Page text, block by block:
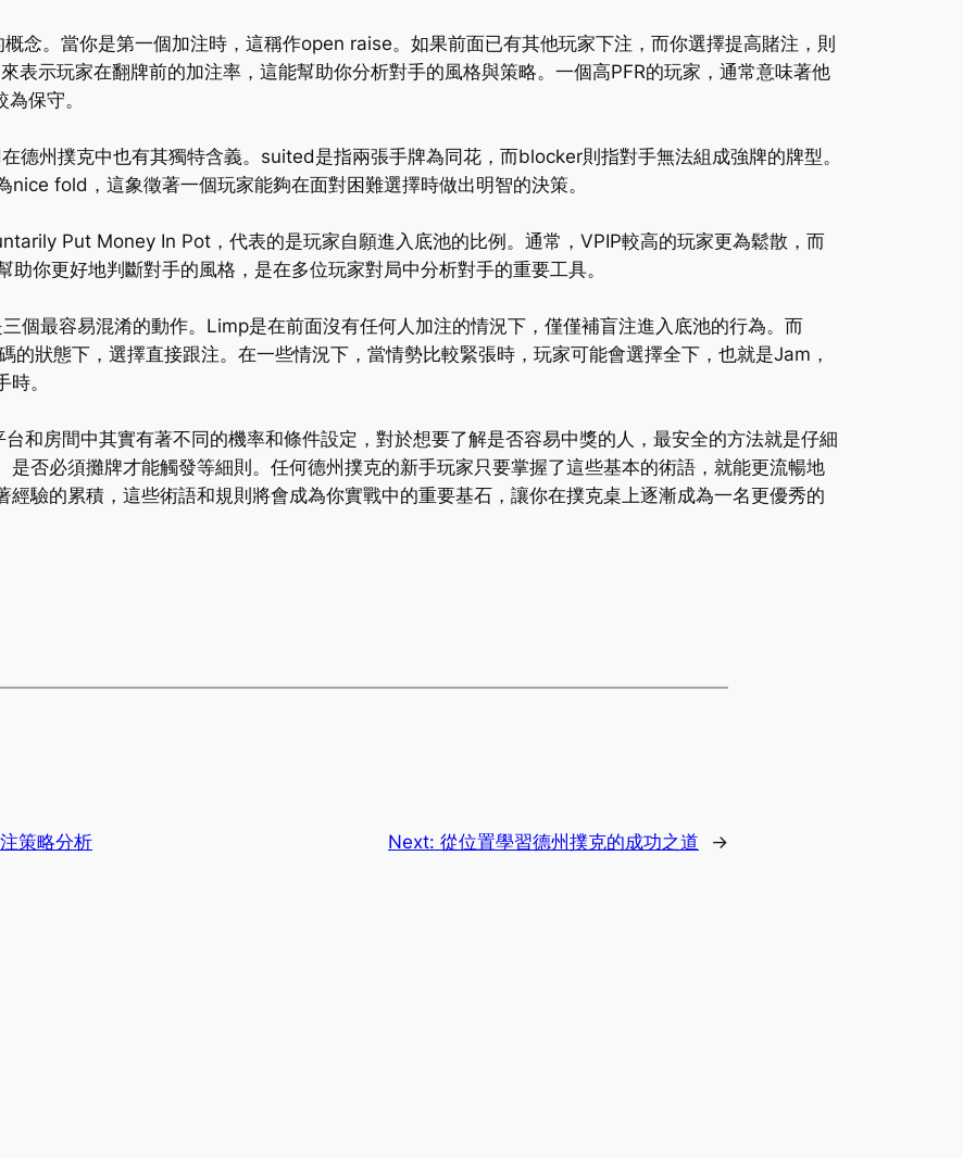
念。當你是第一個加注時，這稱作open raise。如果前面已有其他玩家下注，而你選擇提高賭注，則
表示玩家在翻牌前的加注率，這能幫助你分析對手的風格與策略。一個高PFR的玩家，通常意味著他
保守。
州撲克中也有其獨特含義。suited是指兩張手牌為同花，而blocker則指對手無法組成強牌的牌型。
fold，這象徵著一個玩家能夠在面對困難選擇時做出明智的決策。
Put Money In Pot，代表的是玩家自願進入底池的比例。通常，VPIP較高的玩家更為鬆散，而
你更好地判斷對手的風格，是在多位玩家對局中分析對手的重要工具。
個最容易混淆的動作。Limp是在前面沒有任何人加注的情況下，僅僅補盲注進入底池的行為。而
的狀態下，選擇直接跟注。在一些情況下，當情勢比較緊張時，玩家可能會選擇全下，也就是Jam，
。
和房間中其實有著不同的機率和條件設定，對於想要了解是否容易中獎的人，最安全的方法就是仔細
否必須攤牌才能觸發等細則。任何德州撲克的新手玩家只要掌握了這些基本的術語，就能更流暢地
驗的累積，這些術語和規則將會成為你實戰中的重要基石，讓你在撲克桌上逐漸成為一名更優秀的
策略分析 Next: 從位置學習德州撲克的成功之道 →